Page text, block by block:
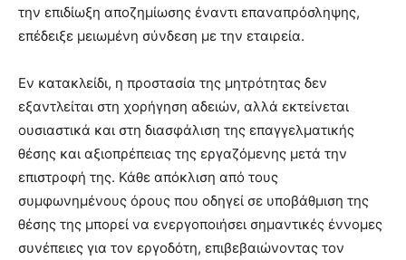
την επιδίωξη αποζημίωσης έναντι επαναπρόσληψης,
επέδειξε μειωμένη σύνδεση με την εταιρεία.
Εν κατακλείδι, η προστασία της μητρότητας δεν
εξαντλείται στη χορήγηση αδειών, αλλά εκτείνεται
ουσιαστικά και στη διασφάλιση της επαγγελματικής
θέσης και αξιοπρέπειας της εργαζόμενης μετά την
επιστροφή της. Κάθε απόκλιση από τους
συμφωνημένους όρους που οδηγεί σε υποβάθμιση της
θέσης της μπορεί να ενεργοποιήσει σημαντικές έννομες
συνέπειες για τον εργοδότη, επιβεβαιώνοντας τον